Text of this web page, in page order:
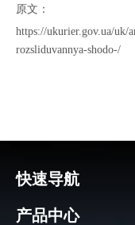
原文：
https://ukurier.gov.ua/uk/
rozsliduvannya-shodo-/
快速导航
产品中心